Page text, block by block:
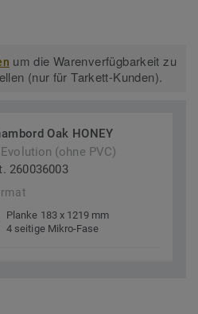
um die Warenverfügbarkeit zu
(nur für Tarkett-Kunden).
Oak HONEY
(ohne PVC)
260036003
Planke 183 x 1219 mm
4 seitige Mikro-Fase